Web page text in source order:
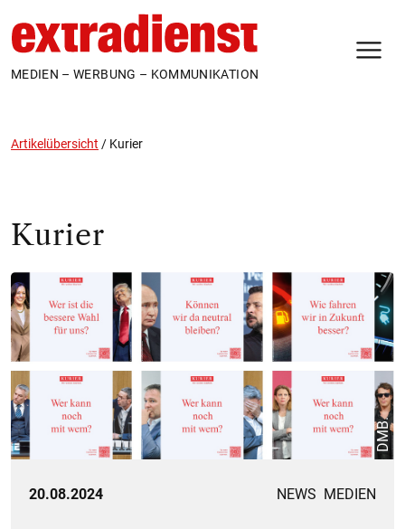
MEDIEN – WERBUNG – KOMMUNIKATION
Artikelübersicht / Kurier
Kurier
DMB.
20.08.2024 NEWS MEDIEN